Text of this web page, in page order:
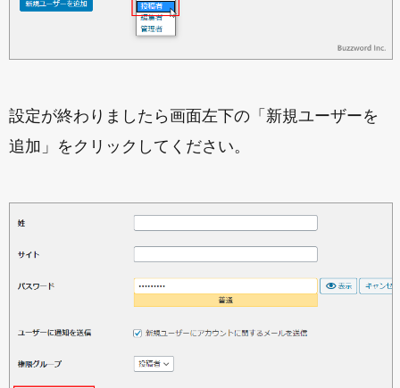
設定が終わりましたら画面左下の「新規ユーザーを
追加」をクリックしてください。